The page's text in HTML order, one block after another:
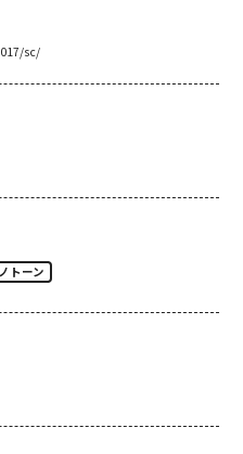
sc/
トーン